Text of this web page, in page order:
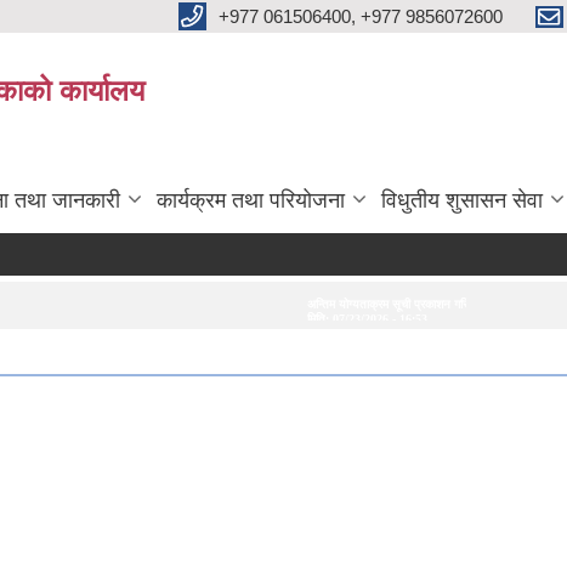
+977 061506400, +977 9856072600
कार्यालय
तथा जानकारी कार्यक्रम तथा परियोजना विधुतीय शुसासन सेवा